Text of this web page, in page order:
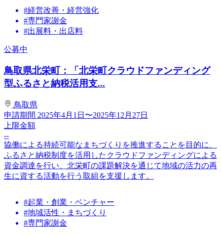
#経営改善・経営強化
#専門家謝金
#出展料・出店料
公募中
鳥取県北栄町：「北栄町クラウドファンディング
型ふるさと納税活用支...
鳥取県
申請期間 2025年4月1日〜2025年12月27日
上限金額
--
協働による持続可能なまちづくりを推進することを目的に、
ふるさと納税制度を活用したクラウドファンディングによる
資金調達を行い、北栄町の課題解決を通じて地域の活力の再
生に資する活動を行う取組を支援します。
#起業・創業・ベンチャー
#地域活性・まちづくり
#専門家謝金